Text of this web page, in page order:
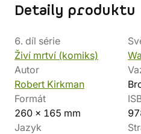
Detaily produktu
6. díl série
Živí mrtví (komiks)
Autor
Robert Kirkman
Formát
260 x 165 mm
Jazyk